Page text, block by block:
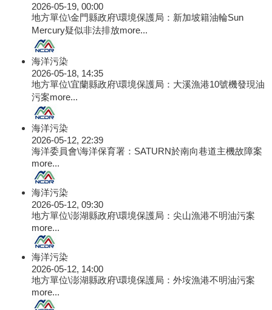
2026-05-19, 00:00
地方單位\金門縣政府\環境保護局：新加坡籍油輪Sun
Mercury疑似非法排放more...
海洋污染
2026-05-18, 14:35
地方單位\宜蘭縣政府\環境保護局：大溪漁港10號機發現油
污案more...
海洋污染
2026-05-12, 22:39
海洋委員會\海洋保育署：SATURN於南向巷道主機故障案
more...
海洋污染
2026-05-12, 09:30
地方單位\澎湖縣政府\環境保護局：尖山漁港不明油污案
more...
海洋污染
2026-05-12, 14:00
地方單位\澎湖縣政府\環境保護局：外垵漁港不明油污案
more...